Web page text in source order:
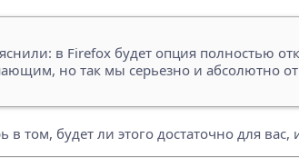
в Firefox будет опция полностью
но так мы серьезно и абсолютно
в том, будет ли этого достаточно для